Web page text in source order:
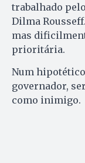
trabalhado
Dilma
mas
prioritária.
Num hipotético
governador,
como inimigo.